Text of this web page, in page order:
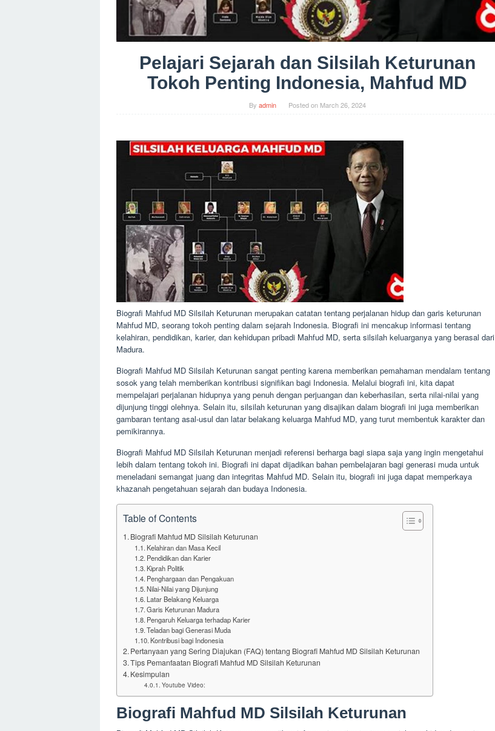
Pelajari Sejarah dan Silsilah Keturunan
Tokoh Penting Indonesia, Mahfud MD
By admin Posted on March 26, 2024
Biografi Mahfud MD Silsilah Keturunan merupakan catatan tentang perjalanan hidup dan garis keturunan
Mahfud MD, seorang tokoh penting dalam sejarah Indonesia. Biografi ini mencakup informasi tentang
kelahiran, pendidikan, karier, dan kehidupan pribadi Mahfud MD, serta silsilah keluarganya yang berasal dari
Madura.
Biografi Mahfud MD Silsilah Keturunan sangat penting karena memberikan pemahaman mendalam tentang
sosok yang telah memberikan kontribusi signifikan bagi Indonesia. Melalui biografi ini, kita dapat
mempelajari perjalanan hidupnya yang penuh dengan perjuangan dan keberhasilan, serta nilai-nilai yang
dijunjung tinggi olehnya. Selain itu, silsilah keturunan yang disajikan dalam biografi ini juga memberikan
gambaran tentang asal-usul dan latar belakang keluarga Mahfud MD, yang turut membentuk karakter dan
pemikirannya.
Biografi Mahfud MD Silsilah Keturunan menjadi referensi berharga bagi siapa saja yang ingin mengetahui
lebih dalam tentang tokoh ini. Biografi ini dapat dijadikan bahan pembelajaran bagi generasi muda untuk
meneladani semangat juang dan integritas Mahfud MD. Selain itu, biografi ini juga dapat memperkaya
khazanah pengetahuan sejarah dan budaya Indonesia.
Table of Contents
Biografi Mahfud MD Silsilah Keturunan
Kelahiran dan Masa Kecil
Pendidikan dan Karier
Kiprah Politik
Penghargaan dan Pengakuan
Nilai-Nilai yang Dijunjung
Latar Belakang Keluarga
Garis Keturunan Madura
Pengaruh Keluarga terhadap Karier
Teladan bagi Generasi Muda
Kontribusi bagi Indonesia
Pertanyaan yang Sering Diajukan (FAQ) tentang Biografi Mahfud MD Silsilah Keturunan
Tips Pemanfaatan Biografi Mahfud MD Silsilah Keturunan
Kesimpulan
Youtube Video:
Biografi Mahfud MD Silsilah Keturunan